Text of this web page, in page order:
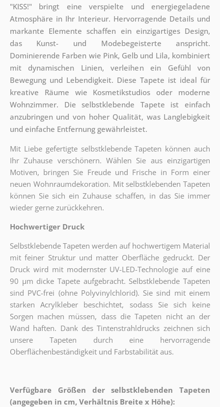
"KISS!" bringt eine verspielte und energiegeladene
Atmosphäre in Ihr Interieur. Hervorragende Details und
markante Elemente schaffen ein einzigartiges Design,
das Kunst- und Modebegeisterte anspricht.
Dominierende Farben wie Pink, Gelb und Lila, kombiniert
mit dynamischen Linien, verleihen ein Gefühl von
Bewegung und Lebendigkeit. Diese Tapete ist ideal für
kreative Räume wie Kosmetikstudios oder moderne
Wohnzimmer. Die selbstklebende Tapete ist einfach
anzubringen und von hoher Qualität, was Langlebigkeit
und einfache Entfernung gewährleistet.
Mit Liebe gefertigte selbstklebende Tapeten können auch
Ihr Zuhause verschönern. Wählen Sie aus einzigartigen
Motiven, bringen Sie Freude und Frische in Form einer
neuen Wohnraumdekoration. Mit selbstklebenden Tapeten
können Sie sich ein Zuhause schaffen, in das Sie immer
wieder gerne zurückkehren.
Hochwertiger Druck
Selbstklebende Tapeten werden auf hochwertigem Material
mit feiner Struktur und matter Oberfläche gedruckt. Der
Druck wird mit modernster UV-LED-Technologie auf eine
90 µm dicke Tapete aufgebracht. Selbstklebende Tapeten
sind PVC-frei (ohne Polyvinylchlorid). Sie sind mit einem
starken Acrylkleber beschichtet, sodass Sie sich keine
Sorgen machen müssen, dass die Tapeten nicht an der
Wand haften. Dank des Tintenstrahldrucks zeichnen sich
unsere Tapeten durch eine hervorragende
Oberflächenbeständigkeit und Farbstabilität aus.
Verfügbare Größen der selbstklebenden Tapeten
(angegeben in cm, Verhältnis Breite x Höhe):